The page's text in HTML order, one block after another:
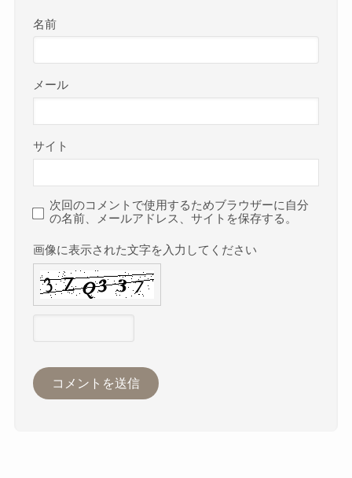
名前
メール
サイト
次回のコメントで使用するためブラウザーに自分
の名前、メールアドレス、サイトを保存する。
画像に表示された文字を入力してください